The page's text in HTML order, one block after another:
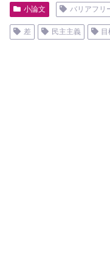
小論文 バリアフリ
差 民主主義